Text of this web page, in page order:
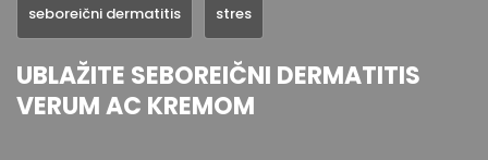
seboreični dermatitis stres
UBLAŽITE SEBOREIČNI DERMATITIS
VERUM AC KREMOM